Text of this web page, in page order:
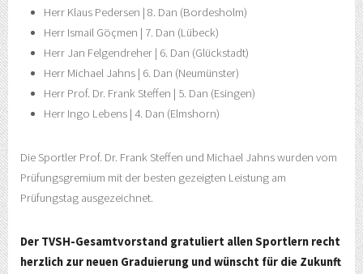
Herr Klaus Pedersen | 8. Dan (Bordesholm)
Herr Ismail Göçmen | 7. Dan (Lübeck)
Herr Jan Felgendreher | 6. Dan (Glückstadt)
Herr Michael Jahns | 6. Dan (Neumünster)
Herr Prof. Dr. Frank Steffen | 5. Dan (Esingen)
Herr Ingo Lebens | 4. Dan (Elmshorn)
Die Sportler Prof. Dr. Frank Steffen und Michael Jahns wurden vom
Prüfungsgremium mit der besten gezeigten Leistung am
Prüfungstag ausgezeichnet.
Der TVSH-Gesamtvorstand gratuliert allen Sportlern recht
herzlich zur neuen Graduierung und wünscht für die Zukunft